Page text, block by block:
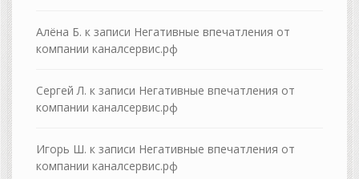
Алёна Б. к записи Негативные впечатления от
компании каналсервис.рф
Сергей Л. к записи Негативные впечатления от
компании каналсервис.рф
Игорь Ш. к записи Негативные впечатления от
компании каналсервис.рф